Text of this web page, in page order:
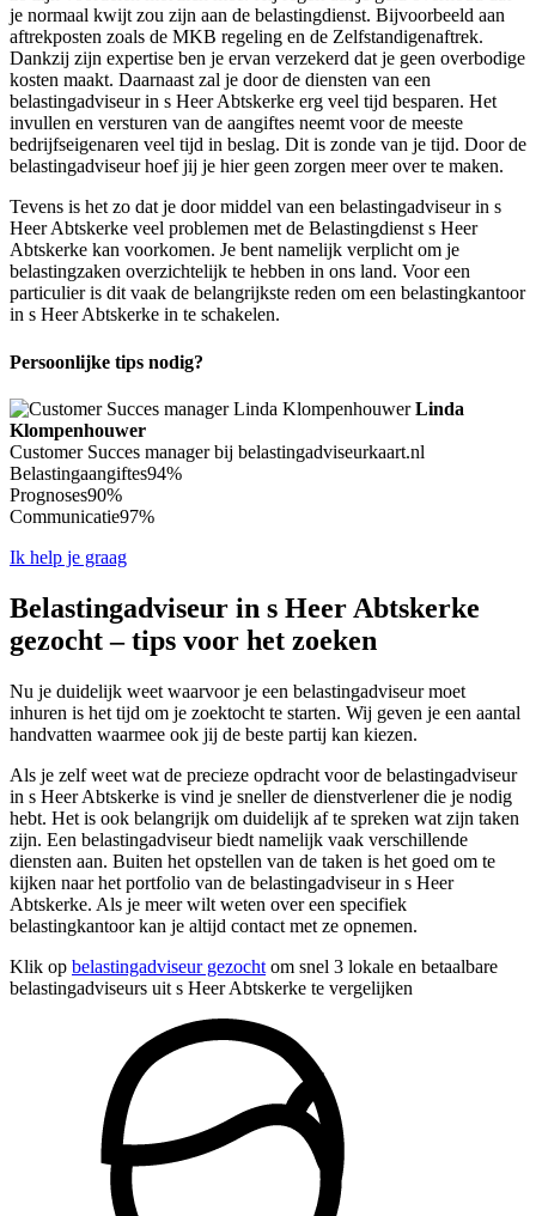
je normaal kwijt zou zijn aan de belastingdienst. Bijvoorbeeld aan
aftrekposten zoals de MKB regeling en de Zelfstandigenaftrek.
Dankzij zijn expertise ben je ervan verzekerd dat je geen overbodige
kosten maakt. Daarnaast zal je door de diensten van een
belastingadviseur in s Heer Abtskerke erg veel tijd besparen. Het
invullen en versturen van de aangiftes neemt voor de meeste
bedrijfseigenaren veel tijd in beslag. Dit is zonde van je tijd. Door de
belastingadviseur hoef jij je hier geen zorgen meer over te maken.
Tevens is het zo dat je door middel van een belastingadviseur in s
Heer Abtskerke veel problemen met de Belastingdienst s Heer
Abtskerke kan voorkomen. Je bent namelijk verplicht om je
belastingzaken overzichtelijk te hebben in ons land. Voor een
particulier is dit vaak de belangrijkste reden om een belastingkantoor
in s Heer Abtskerke in te schakelen.
Persoonlijke tips nodig?
Linda
Klompenhouwer
Customer Succes manager bij belastingadviseurkaart.nl
Belastingaangiftes94%
Prognoses90%
Communicatie97%
Ik help je graag
Belastingadviseur in s Heer Abtskerke
gezocht – tips voor het zoeken
Nu je duidelijk weet waarvoor je een belastingadviseur moet
inhuren is het tijd om je zoektocht te starten. Wij geven je een aantal
handvatten waarmee ook jij de beste partij kan kiezen.
Als je zelf weet wat de precieze opdracht voor de belastingadviseur
in s Heer Abtskerke is vind je sneller de dienstverlener die je nodig
hebt. Het is ook belangrijk om duidelijk af te spreken wat zijn taken
zijn. Een belastingadviseur biedt namelijk vaak verschillende
diensten aan. Buiten het opstellen van de taken is het goed om te
kijken naar het portfolio van de belastingadviseur in s Heer
Abtskerke. Als je meer wilt weten over een specifiek
belastingkantoor kan je altijd contact met ze opnemen.
Klik op belastingadviseur gezocht om snel 3 lokale en betaalbare
belastingadviseurs uit s Heer Abtskerke te vergelijken